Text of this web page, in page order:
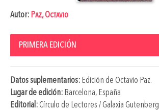
Autor: Paz, Octavio
PRIMERA EDICIÓN
Datos suplementarios: Edición de Octavio Paz.
Lugar de edición: Barcelona, España
Editorial:Círculo de Lectores / Galaxia Gutenberg